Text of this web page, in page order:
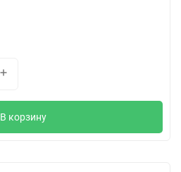
В корзину